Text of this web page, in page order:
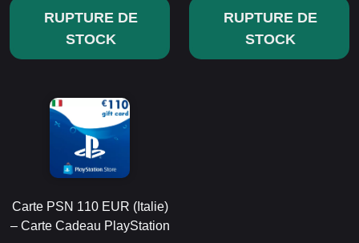
RUPTURE DE
STOCK
RUPTURE DE
STOCK
Carte PSN 110 EUR (Italie)
– Carte Cadeau PlayStation